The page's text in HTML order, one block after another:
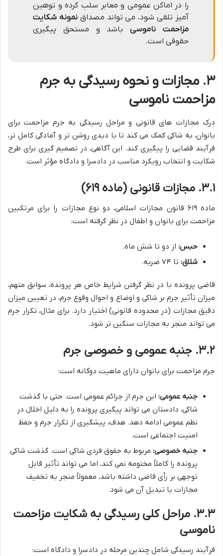
را در اماکن عمومی و معابر سلب کرده و توهین
آمیز تلقی شود، می تواند مصداقنمونه شکایت
مزاحمت ناموسیباشد و مستحق پیگیری
حقوقی است.
۳. مجازات و نحوه رسیدگی به جرم
مزاحمت ناموسی
درک مجازات های قانونی و مراحل رسیدگی به جرم مزاحمت برای
بانوان، به شاکی کمک می کند تا با دیدی روشن تر و آمادگی کامل تر،
فرآیند قضایی را پیگیری کند. این آگاهی، در تصمیم گیری برای طرح
شکایت و انتخاب رویکرد مناسب در دادسرا و دادگاه مؤثر است.
۳.۱. مجازات قانونی (ماده ۶۱۹)
ماده ۶۱۹ قانون مجازات اسلامی، دو نوع مجازات را برای مرتکبین
مزاحمت برای بانوان و اطفال در نظر گرفته است:
حبس: از دو تا شش ماه.
شلاق: تا ۷۴ ضربه.
قاضی پرونده با در نظر گرفتن شرایط خاص هر پرونده، سوابق متهم،
میزان تأثیر جرم بر شاکی و اوضاع و احوال وقوع جرم، در تعیین میزان
دقیق مجازات (در محدوده قانونی) اختیار دارد. برای مثال، تکرار جرم
می تواند منجر به مجازات سنگین تر شود.
۳.۲. جنبه عمومی و خصوصی جرم
جرم مزاحمت برای بانوان دارای ماهیت دوگانه است:
جنبه عمومی: این جرم از جرائم عمومی است. حتی با گذشت
شاکی، دادستان می تواند پیگیری پرونده را به دلیل اخلال در
نظم عمومی ادامه دهد. هدف، پیشگیری از تکرار جرم و حفظ
امنیت اجتماعی است.
جنبه خصوصی: مربوط به حقوق فردی شاکی است. گذشت شاکی
پرونده را کاملاً مختومه نمی کند، اما می تواند تأثیر قابل
توجهی بر رأی قاضی داشته باشد، معمولاً منجر به تخفیف
مجازات یا تبدیل آن می شود.
۳.۳. مراحل کلی رسیدگی به شکایت مزاحمت
ناموسی
فرآیند رسیدگی شامل چندین مرحله در دادسرا و دادگاه است: